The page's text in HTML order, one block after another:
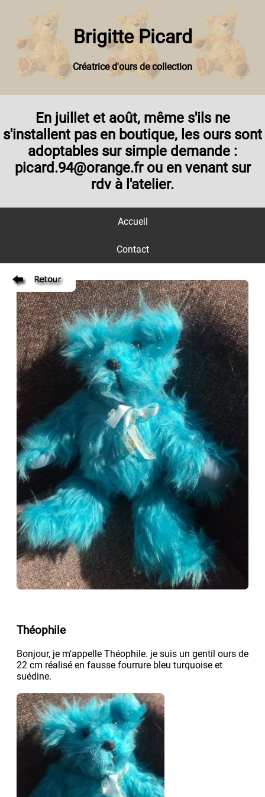
Brigitte Picard
Créatrice d'ours de collection
En juillet et août, même s'ils ne
s'installent pas en boutique, les ours sont
adoptables sur simple demande :
picard.94@orange.fr ou en venant sur
rdv à l'atelier.
Accueil
Contact
Théophile
Bonjour, je m'appelle Théophile. je suis un gentil ours de
22 cm réalisé en fausse fourrure bleu turquoise et
suédine.